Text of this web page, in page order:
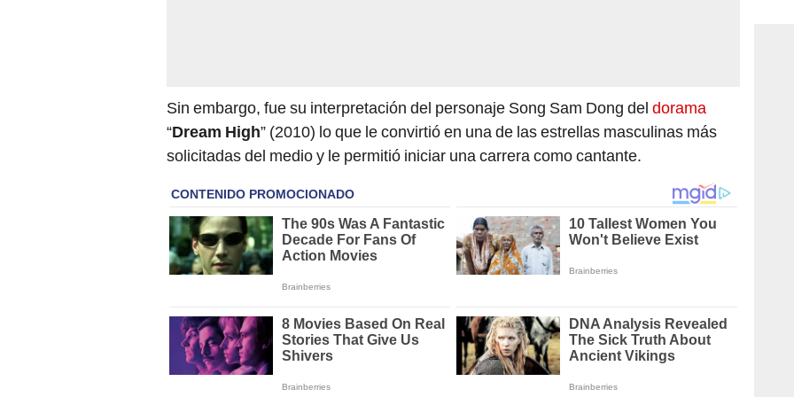
Sin embargo, fue su interpretación del personaje Song Sam Dong del dorama
“Dream High” (2010) lo que le convirtió en una de las estrellas masculinas más
solicitadas del medio y le permitió iniciar una carrera como cantante.